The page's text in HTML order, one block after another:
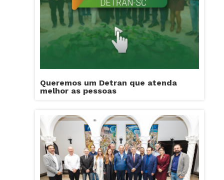
Queremos um Detran que atenda
melhor as pessoas